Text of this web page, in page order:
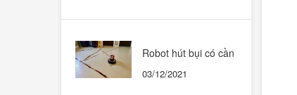
Robot hút bụi có cần
03/12/2021